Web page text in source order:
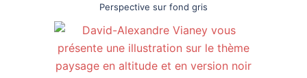
Perspective sur fond gris